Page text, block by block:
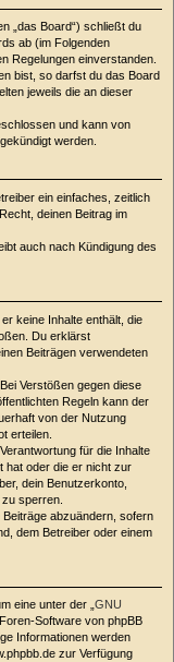
„das Board“) schließt du
ab (im Folgenden
Regelungen einverstanden.
bist, so darfst du das Board
jeweils die an dieser
und kann von
werden.
ein einfaches, zeitlich
deinen Beitrag im
auch nach Kündigung des
keine Inhalte enthält, die
Du erklärst
Beiträgen verwendeten
Verstößen gegen diese
Regeln kann der
von der Nutzung
erteilen.
für die Inhalte
hat oder die er nicht zur
dein Benutzerkonto,
sperren.
abzuändern, sofern
dem Betreiber oder einem
eine unter der „GNU
Software von phpBB
Informationen werden
zur Verfügung